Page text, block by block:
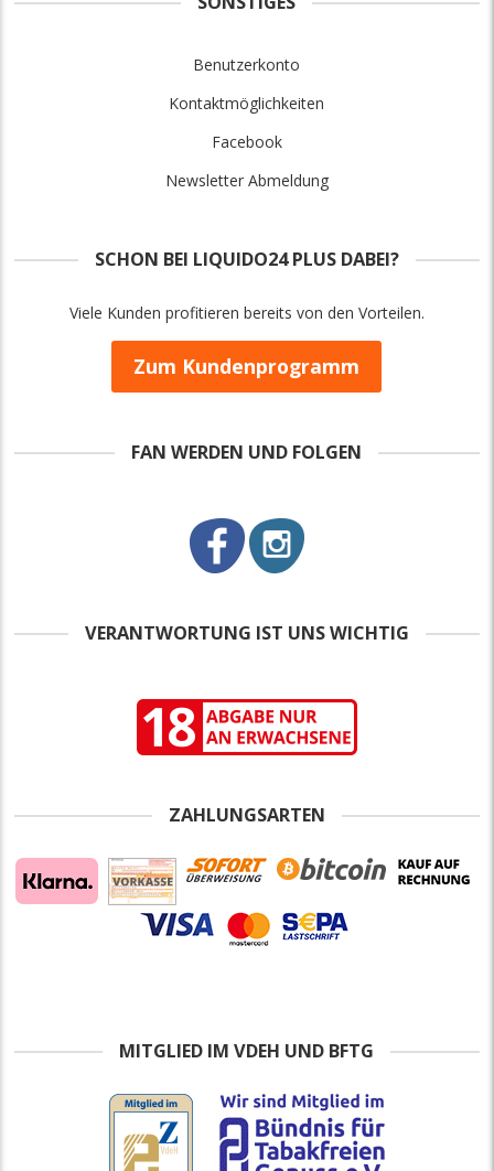
Benutzerkonto
Kontaktmöglichkeiten
Facebook
Newsletter Abmeldung
SCHON BEI LIQUIDO24 PLUS DABEI?
Viele Kunden profitieren bereits von den Vorteilen.
Zum Kundenprogramm
FAN WERDEN UND FOLGEN
VERANTWORTUNG IST UNS WICHTIG
ZAHLUNGSARTEN
MITGLIED IM VDEH UND BFTG